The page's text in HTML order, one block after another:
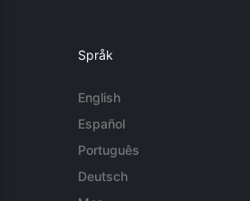
Språk
English
Español
Português
Deutsch